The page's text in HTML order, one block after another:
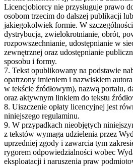
Licencjobiorcy nie przysługuje prawo
osobom trzecim do dalszej publikacji
jakiegokolwiek formie. W
dystrybucja, zwielokrotnianie, obrót,
rozpowszechnianie, udostępnianie w
zewnętrznej oraz udostępnianie
sposobu i formy.
7. Tekst opublikowany na podstawie
opatrzony imieniem i nazwiskiem
w tekście źródłowym), nazwą portalu,
oraz aktywnym linkiem do tekstu
8. Uiszczenie opłaty licencyjnej jest
niniejszego regulaminu.
9. W przypadkach nieobjętych
z tekstów wymaga udzielenia przez
uprzedniej zgody i zawarcia tym
rygorem odpowiedzialności wobec
eksploatacji i naruszenia praw